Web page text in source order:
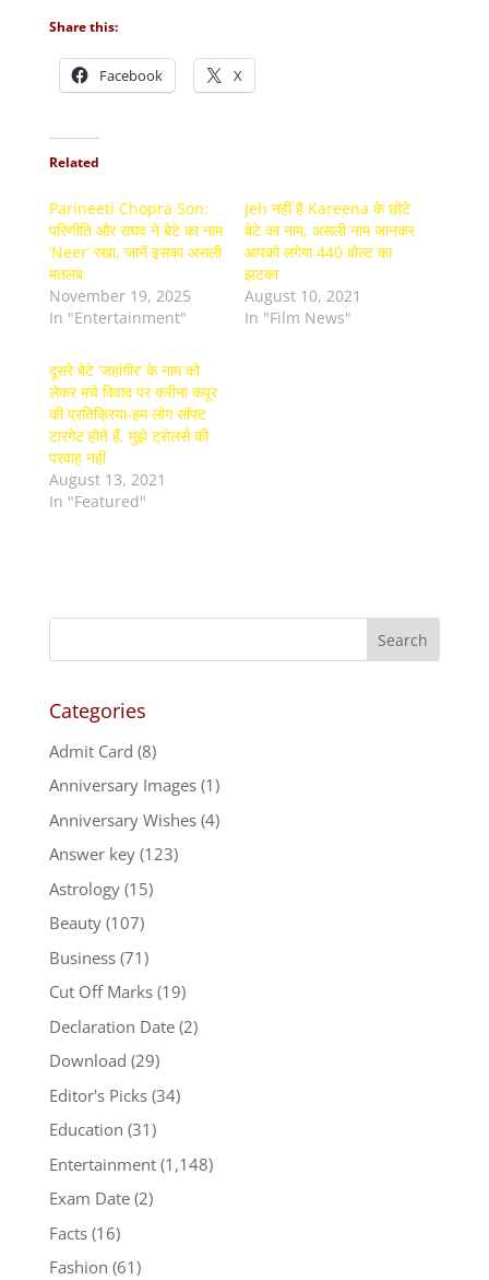
Share this:
Facebook X
Related
Parineeti Chopra Son:
परिणीति और राघव ने बेटे का नाम
‘Neer’ रखा, जानें इसका असली
मतलब
November 19, 2025
In "Entertainment"
Jeh नहीं है Kareena के छोटे
बेटे का नाम, असली नाम जानकर
आपको लगेगा 440 वोल्ट का
झटका
August 10, 2021
In "Film News"
दूसरे बेटे ‘जहांगीर’ के नाम को
लेकर मचे विवाद पर करीना कपूर
की प्रतिक्रिया-हम लोग सॉफ्ट
टारगेट होते हैं, मुझे ट्रोलर्स की
परवाह नहीं
August 13, 2021
In "Featured"
Categories
Admit Card (8)
Anniversary Images(1)
Anniversary Wishes(4)
Answer key(123)
Astrology(15)
Beauty(107)
Business(71)
Cut Off Marks(19)
Declaration Date(2)
Download (29)
Editor's Picks(34)
Education (31)
Entertainment(1,148)
Exam Date(2)
Facts(16)
Fashion (61)